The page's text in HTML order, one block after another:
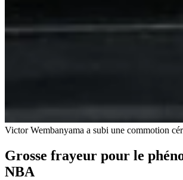
Victor Wembanyama a subi une commotion
Grosse frayeur pour le
NBA